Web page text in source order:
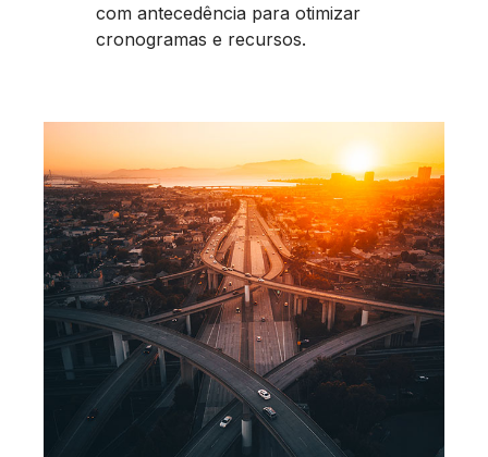
com antecedência para otimizar
cronogramas e recursos.